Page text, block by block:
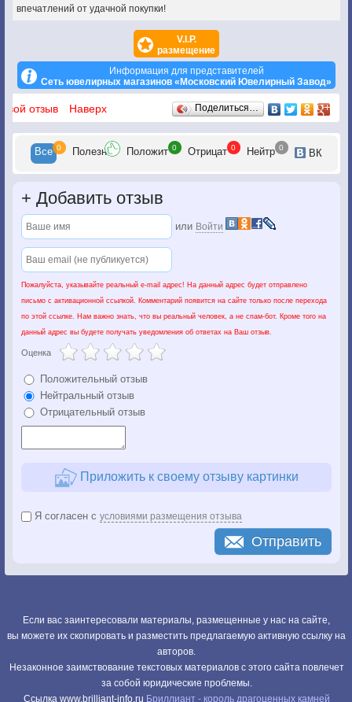
впечатлений от удачной покупки!
V.I.P.
размещение
Информация для представителей
Сеть ювелирных магазинов «Московский Ювелирный Завод»
Отзывы
отзыв Наверх Поделиться…
Все 0 Полезн Положит 0 Отрицат 0 Нейтр 0 ВК
+ Добавить отзыв
или Войти
Пожалуйста, указывайте реальный e-mail адрес! На данный адрес будет отправлено
письмо с активационной ссылкой. Комментарий появится на сайте только после перехода
по этой ссылке. Нам важно знать, что вы реальный человек, а не спам-бот. Кроме того на
данный адрес вы будете получать уведомления об ответах на Ваш отзыв.
Оценка
Положительный отзыв
Нейтральный отзыв
Отрицательный отзыв
Приложить к своему отзыву картинки
Я согласен с условиями размещения отзыва
Отправить
Если вас заинтересовали материалы, размещенные у нас на сайте,
вы можете их скопировать и разместить предлагаемую активную ссылку на
авторов.
Незаконное заимствование текстовых материалов с этого сайта повлечет
за собой юридические проблемы.
Cсылка www.brilliant-info.ru Бриллиант - король драгоценных камней